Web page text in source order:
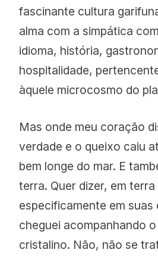
fascinante cultura
alma com a simpática
idioma, história,
hospitalidade,
àquele microcosmo do
Mas onde meu coração
verdade e o queixo caiu
bem longe do mar. E
terra. Quer dizer, em
especificamente em suas
cheguei acompanhando
cristalino. Não, não se